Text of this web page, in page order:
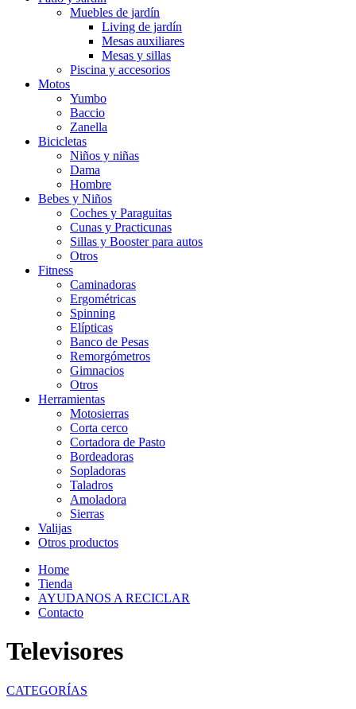
Muebles de jardín
Living de jardín
Mesas auxiliares
Mesas y sillas
Piscina y accesorios
Motos
Yumbo
Baccio
Zanella
Bicicletas
Niños y niñas
Dama
Hombre
Bebes y Niños
Coches y Paraguitas
Cunas y Practicunas
Sillas y Booster para autos
Otros
Fitness
Caminadoras
Ergométricas
Spinning
Elípticas
Banco de Pesas
Remorgómetros
Gimnacios
Otros
Herramientas
Motosierras
Corta cerco
Cortadora de Pasto
Bordeadoras
Sopladoras
Taladros
Amoladora
Sierras
Valijas
Otros productos
Home
Tienda
AYUDANOS A RECICLAR
Contacto
Televisores
CATEGORÍAS